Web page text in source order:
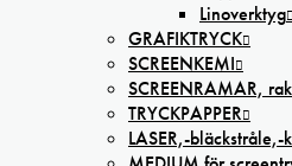
Linoverktyg
GRAFIKTRYCK
SCREENKEMI
SCREENRAMAR,
TRYCKPAPPER
LASER,-